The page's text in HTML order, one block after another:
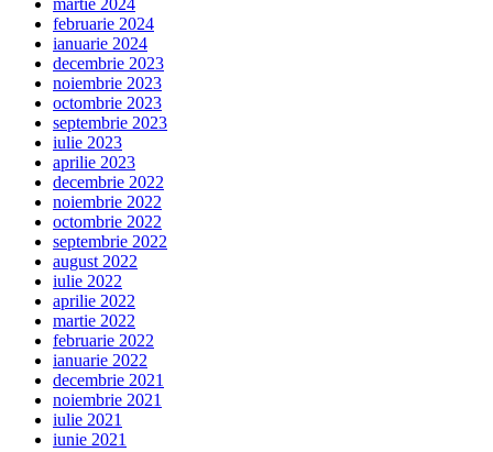
martie 2024
februarie 2024
ianuarie 2024
decembrie 2023
noiembrie 2023
octombrie 2023
septembrie 2023
iulie 2023
aprilie 2023
decembrie 2022
noiembrie 2022
octombrie 2022
septembrie 2022
august 2022
iulie 2022
aprilie 2022
martie 2022
februarie 2022
ianuarie 2022
decembrie 2021
noiembrie 2021
iulie 2021
iunie 2021